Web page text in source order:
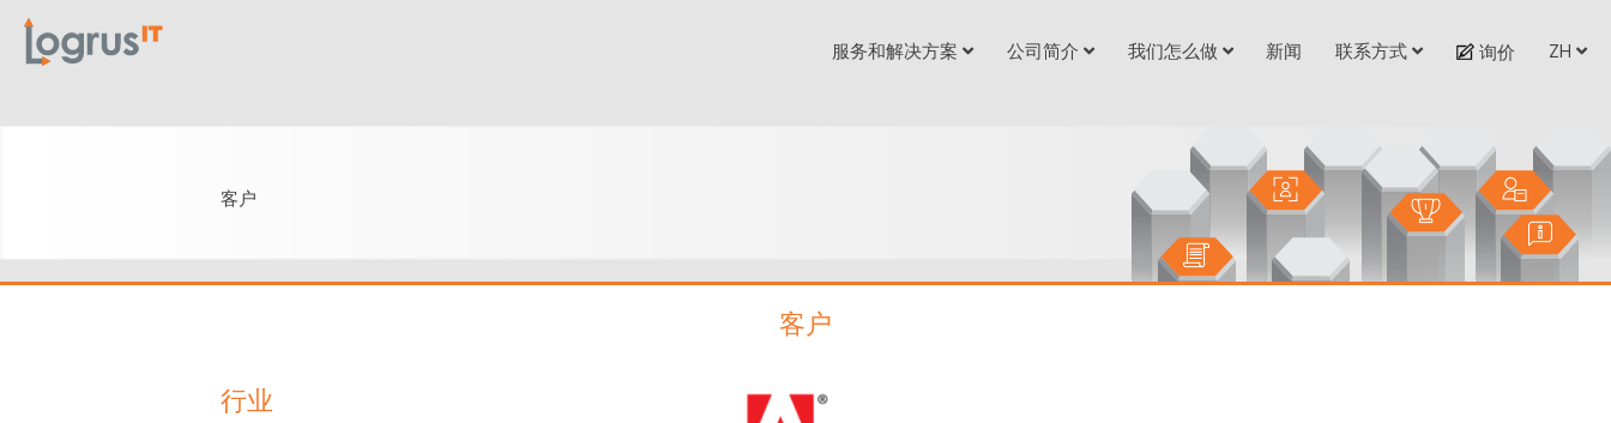
服务和解决方案 公司简介 我们怎么做 新闻 联系方式 询价 ZH
客户
客户
行业